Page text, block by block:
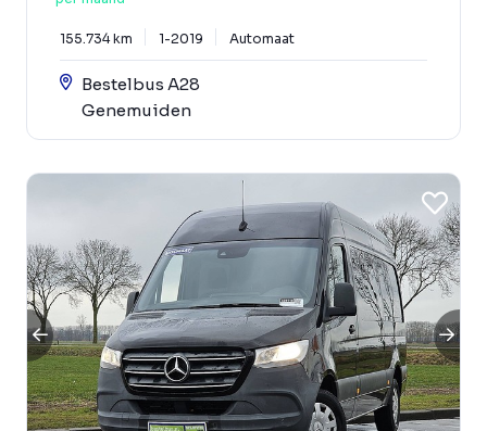
155.734 km 1-2019 Automaat
Bestelbus A28
Genemuiden